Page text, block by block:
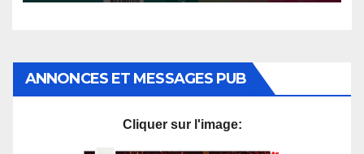
ANNONCES ET MESSAGES PUB
Cliquer sur l'image: